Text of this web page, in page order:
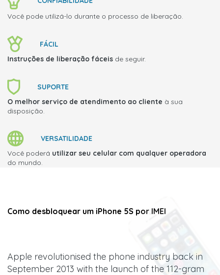
Você pode utilizá-lo durante o processo de liberação.
FÁCIL
Instruções de liberação fáceis de seguir.
SUPORTE
O melhor serviço de atendimento ao cliente à sua
disposição.
VERSATILIDADE
Você poderá utilizar seu celular com qualquer operadora
do mundo.
Como desbloquear um iPhone 5S por IMEI
Apple revolutionised the phone industry back in
September 2013 with the launch of the 112-gram